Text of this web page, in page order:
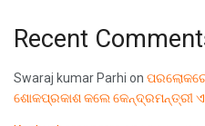
Recent
Swaraj kumar Parhi on
ଶୋକପ୍ରକାଶ କଲେ କେନ୍ଦ୍ରମନ୍ତ୍ରୀ